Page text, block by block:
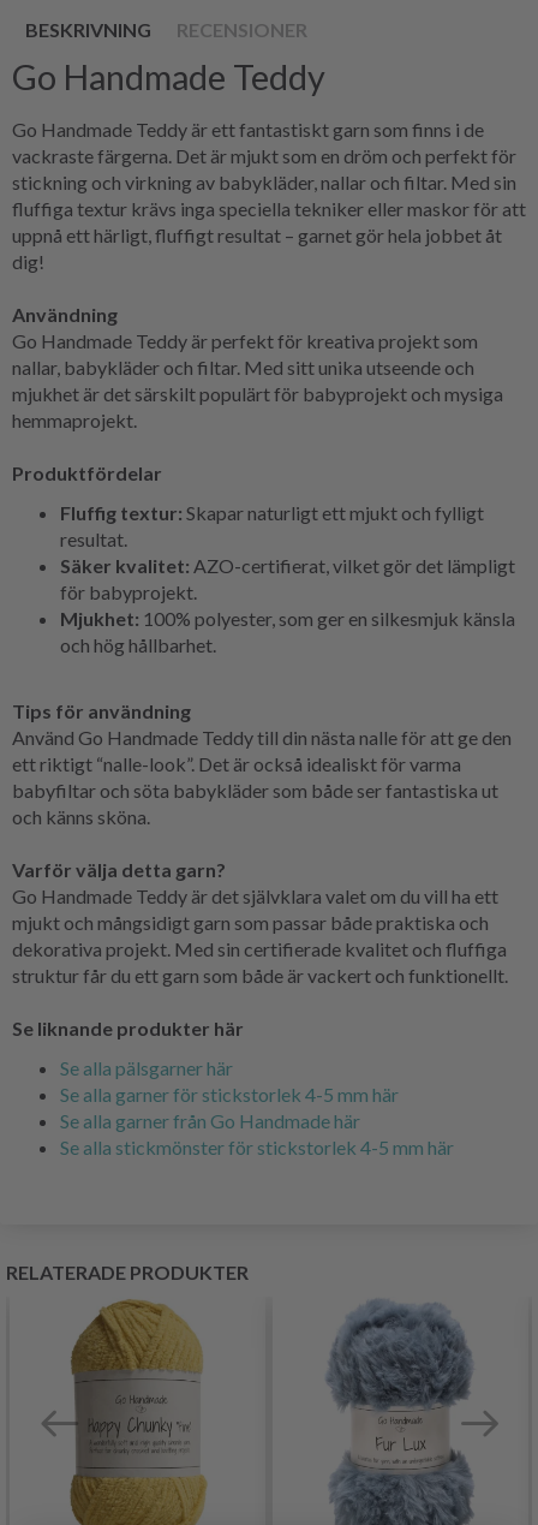
BESKRIVNING RECENSIONER
Go Handmade Teddy
Go Handmade Teddy är ett fantastiskt garn som finns i de
vackraste färgerna. Det är mjukt som en dröm och perfekt för
stickning och virkning av babykläder, nallar och filtar. Med sin
fluffiga textur krävs inga speciella tekniker eller maskor för att
uppnå ett härligt, fluffigt resultat – garnet gör hela jobbet åt
dig!
Användning
Go Handmade Teddy är perfekt för kreativa projekt som
nallar, babykläder och filtar. Med sitt unika utseende och
mjukhet är det särskilt populärt för babyprojekt och mysiga
hemmaprojekt.
Produktfördelar
Fluffig textur: Skapar naturligt ett mjukt och fylligt
resultat.
Säker kvalitet: AZO-certifierat, vilket gör det lämpligt
för babyprojekt.
Mjukhet: 100% polyester, som ger en silkesmjuk känsla
och hög hållbarhet.
Tips för användning
Använd Go Handmade Teddy till din nästa nalle för att ge den
ett riktigt “nalle-look”. Det är också idealiskt för varma
babyfiltar och söta babykläder som både ser fantastiska ut
och känns sköna.
Varför välja detta garn?
Go Handmade Teddy är det självklara valet om du vill ha ett
mjukt och mångsidigt garn som passar både praktiska och
dekorativa projekt. Med sin certifierade kvalitet och fluffiga
struktur får du ett garn som både är vackert och funktionellt.
Se liknande produkter här
Se alla pälsgarner här
Se alla garner för stickstorlek 4-5 mm här
Se alla garner från Go Handmade här
Se alla stickmönster för stickstorlek 4-5 mm här
RELATERADE PRODUKTER